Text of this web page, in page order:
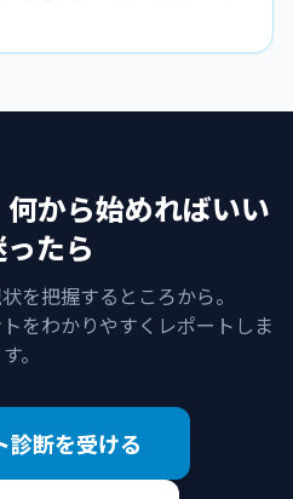
から始めればいい
たら
を把握するところから。
をわかりやすくレポートしま
す。
診断を受ける